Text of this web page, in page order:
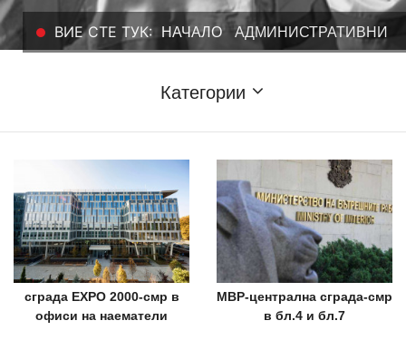
ВИЕ СТЕ ТУК: НАЧАЛО AДМИНИСТРАТИВНИ
Категории
сграда EXPO 2000-смр в
офиси на наематели
МВР-централна сграда-смр
в бл.4 и бл.7